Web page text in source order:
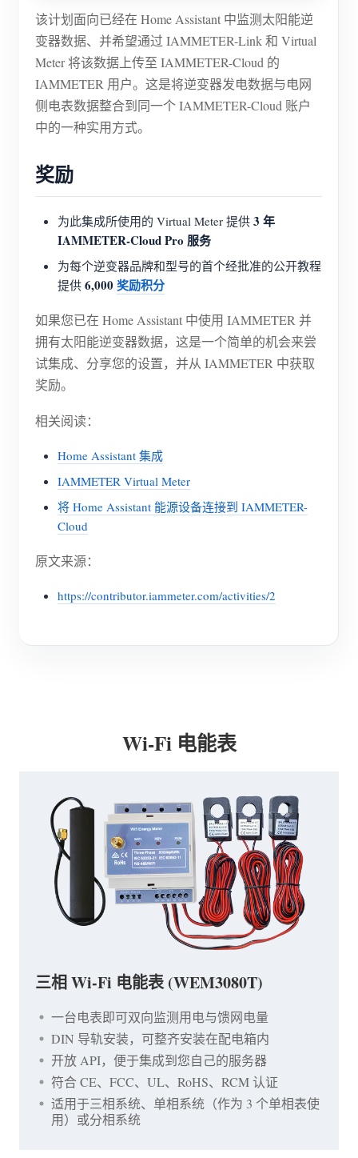
工厂能源监控
教程视频
常见问题
博客
贡献者中心
IAMMETER 活动
论坛
应用商店
联系我们
关于我们
该计划面向已经在 Home Assistant 中监测太阳能逆
变器数据、并希望通过 IAMMETER-Link 和 Virtual
Meter 将该数据上传至 IAMMETER-Cloud 的
IAMMETER 用户。这是将逆变器发电数据与电网
侧电表数据整合到同一个 IAMMETER-Cloud 账户
中的一种实用方式。
奖励
为此集成所使用的 Virtual Meter 提供 3 年
IAMMETER-Cloud Pro 服务
为每个逆变器品牌和型号的首个经批准的公开教程
提供 6,000 奖励积分
如果您已在 Home Assistant 中使用 IAMMETER 并
拥有太阳能逆变器数据，这是一个简单的机会来尝
试集成、分享您的设置，并从 IAMMETER 中获取
奖励。
相关阅读：
Home Assistant 集成
IAMMETER Virtual Meter
将 Home Assistant 能源设备连接到 IAMMETER-
Cloud
原文来源：
https://contributor.iammeter.com/activities/2
Wi-Fi 电能表
三相 Wi-Fi 电能表 (WEM3080T)
一台电表即可双向监测用电与馈网电量
DIN 导轨安装，可整齐安装在配电箱内
开放 API，便于集成到您自己的服务器
符合 CE、FCC、UL、RoHS、RCM 认证
适用于三相系统、单相系统（作为 3 个单相表使
用）或分相系统